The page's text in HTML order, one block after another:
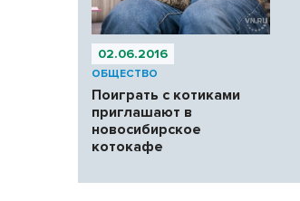
02.06.2016
ОБЩЕСТВО
Поиграть с котиками
приглашают в
новосибирское
котокафе